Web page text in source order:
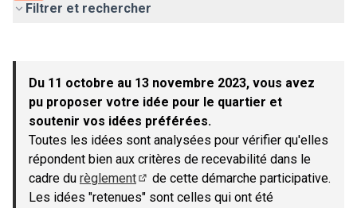
Filtrer et rechercher
−
Du 11 octobre au 13 novembre 2023, vous avez
pu proposer votre idée pour le quartier et
soutenir vos idées préférées.
Toutes les idées sont analysées pour vérifier qu'elles
répondent bien aux critères de recevabilité dans le
cadre du règlement
(Lien externe)
de cette démarche participative.
Les idées "retenues" sont celles qui ont été